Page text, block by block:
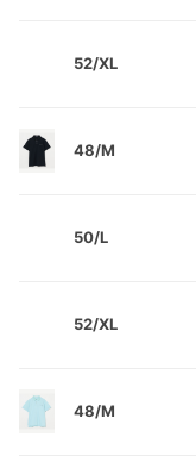
52/XL
48/M
50/L
52/XL
48/M